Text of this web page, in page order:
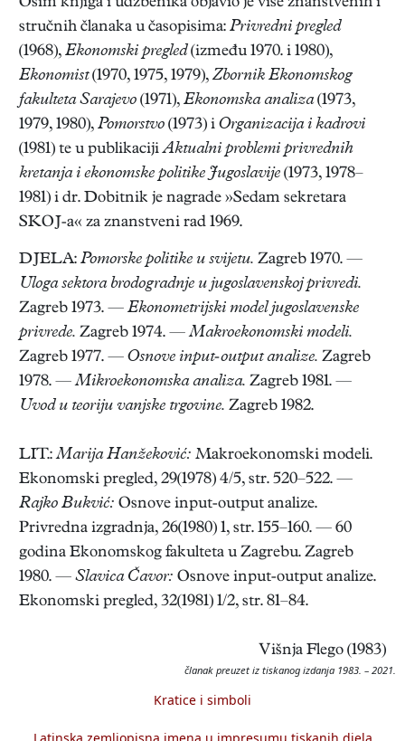
stručnih članaka u časopisima: Privredni pregled
(1968), Ekonomski pregled(između 1970. i 1980),
Ekonomist(1970, 1975, 1979), Zbornik Ekonomskog
fakulteta Sarajevo (1971), Ekonomska analiza(1973,
1979, 1980), Pomorstvo (1973) i Organizacija i kadrovi
(1981) te u publikacijiAktualni problemi privrednih
kretanja i ekonomske politike Jugoslavije (1973, 1978–
1981) i dr. Dobitnik je nagrade »Sedam sekretara
SKOJ-a« za znanstveni rad 1969.
DJELA: Pomorske politike u svijetu. Zagreb 1970. —
Uloga sektora brodogradnje u jugoslavenskoj privredi.
Zagreb 1973. — Ekonometrijski model jugoslavenske
privrede. Zagreb 1974. —Makroekonomski modeli.
Zagreb 1977. — Osnove input-output analize. Zagreb
1978. —Mikroekonomska analiza. Zagreb 1981. —
Uvod u teoriju vanjske trgovine. Zagreb 1982.
LIT.:Marija Hanžeković: Makroekonomski modeli.
Ekonomski pregled, 29(1978) 4/5, str. 520–522. —
Rajko Bukvić: Osnove input-output analize.
Privredna izgradnja, 26(1980) 1, str. 155–160. — 60
godina Ekonomskog fakulteta u Zagrebu. Zagreb
1980. — Slavica Čavor: Osnove input-output analize.
Ekonomski pregled, 32(1981) 1/2, str. 81–84.
Višnja Flego (1983)
članak preuzet iz tiskanog izdanja 1983. – 2021.
Kratice i simboli